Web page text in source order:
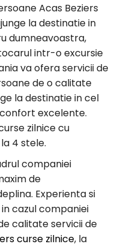
Acas Beziers
la destinatie in
dumneavoastra,
intr-o excursie
va ofera servicii de
de o calitate
la destinatie in cel
excelente.
zilnice cu
4 stele.
companiei
de
Experienta si
cazul companiei
calitate servicii de
curse zilnice, la